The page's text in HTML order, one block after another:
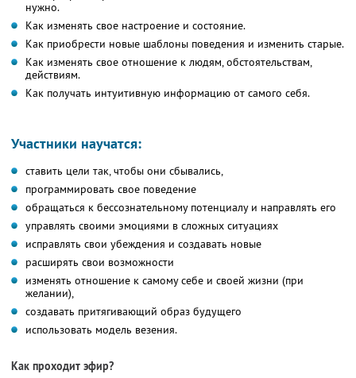
нужно.
Как изменять свое настроение и состояние.
Как приобрести новые шаблоны поведения и изменить старые.
Как изменять свое отношение к людям, обстоятельствам,
действиям.
Как получать интуитивную информацию от самого себя.
Участники научатся:
ставить цели так, чтобы они сбывались,
программировать свое поведение
обращаться к бессознательному потенциалу и направлять его
управлять своими эмоциями в сложных ситуациях
исправлять свои убеждения и создавать новые
расширять свои возможности
изменять отношение к самому себе и своей жизни (при
желании),
создавать притягивающий образ будущего
использовать модель везения.
Как проходит эфир?